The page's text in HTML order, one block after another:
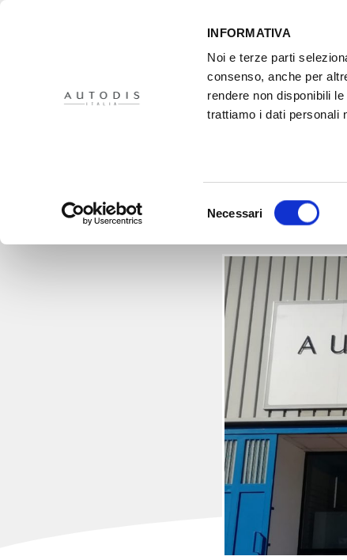
INFORMATIVA
Noi e terze parti
consenso, anche per
rendere non disponibili
trattiamo i dati personali
del
Necessari
IL PROGETTO DISTRIBUTORI XMASTER
Autodis Sicilia: